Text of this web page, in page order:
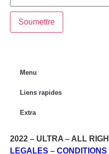
Menu
Liens rapides
Extra
2022 – ULTRA – ALL
LEGALES –